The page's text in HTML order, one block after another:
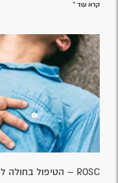
קרא עוד »
ROSC – הטיפול בחולה לאחר החייאה